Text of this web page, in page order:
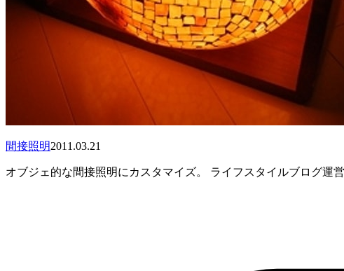
間接照明2011.03.21
オブジェ的な間接照明にカスタマイズ。 ライフスタイルブログ運